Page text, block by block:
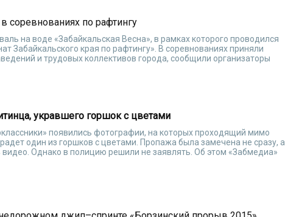
соревнованиях по рафтингу
на воде «Забайкальская Весна», в рамках которого проводился
Забайкальского края по рафтингу». В соревнованиях приняли
и трудовых коллективов города, сообщили организаторы
укравшего горшок с цветами
появились фотографии, на которых проходящий мимо
один из горшков с цветами. Пропажа была замечена не сразу, а
видео. Однако в полицию решили не заявлять. Об этом «Забмедиа»